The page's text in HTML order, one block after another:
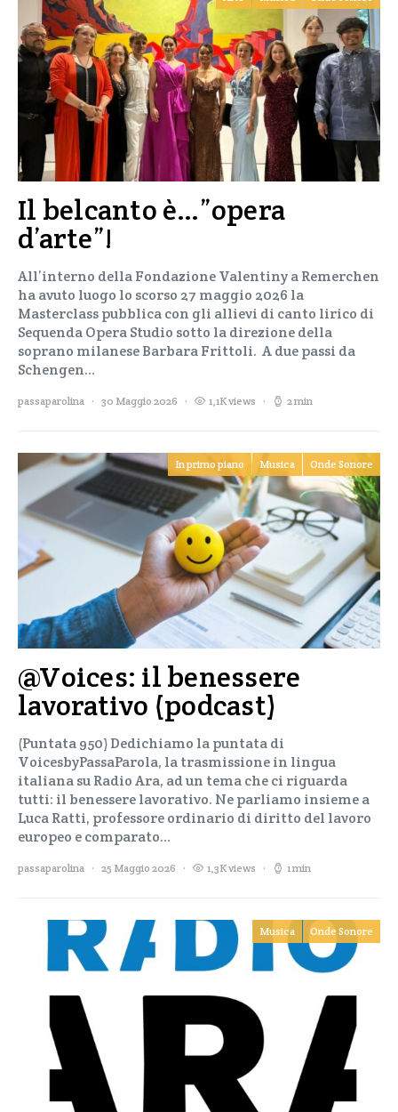
Il belcanto è…”opera
d’arte”!
All’interno della Fondazione Valentiny a Remerchen
ha avuto luogo lo scorso 27 maggio 2026 la
Masterclass pubblica con gli allievi di canto lirico di
Sequenda Opera Studio sotto la direzione della
soprano milanese Barbara Frittoli. A due passi da
Schengen…
passaparolina 30 Maggio 2026 1,1K views 2 min
In primo piano Musica Onde Sonore
@Voices: il benessere
lavorativo (podcast)
(Puntata 950) Dedichiamo la puntata di
VoicesbyPassaParola, la trasmissione in lingua
italiana su Radio Ara, ad un tema che ci riguarda
tutti: il benessere lavorativo. Ne parliamo insieme a
Luca Ratti, professore ordinario di diritto del lavoro
europeo e comparato…
passaparolina 25 Maggio 2026 1,3K views 1 min
Musica Onde Sonore